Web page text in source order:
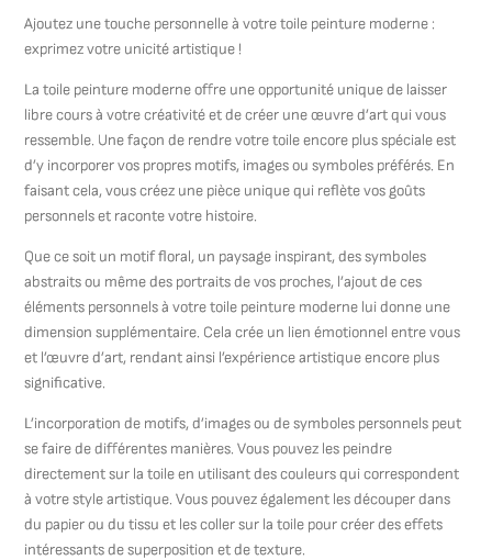
Ajoutez une touche personnelle à votre toile peinture moderne :
exprimez votre unicité artistique !
La toile peinture moderne offre une opportunité unique de laisser
libre cours à votre créativité et de créer une œuvre d’art qui vous
ressemble. Une façon de rendre votre toile encore plus spéciale est
d’y incorporer vos propres motifs, images ou symboles préférés. En
faisant cela, vous créez une pièce unique qui reflète vos goûts
personnels et raconte votre histoire.
Que ce soit un motif floral, un paysage inspirant, des symboles
abstraits ou même des portraits de vos proches, l’ajout de ces
éléments personnels à votre toile peinture moderne lui donne une
dimension supplémentaire. Cela crée un lien émotionnel entre vous
et l’œuvre d’art, rendant ainsi l’expérience artistique encore plus
significative.
L’incorporation de motifs, d’images ou de symboles personnels peut
se faire de différentes manières. Vous pouvez les peindre
directement sur la toile en utilisant des couleurs qui correspondent
à votre style artistique. Vous pouvez également les découper dans
du papier ou du tissu et les coller sur la toile pour créer des effets
intéressants de superposition et de texture.